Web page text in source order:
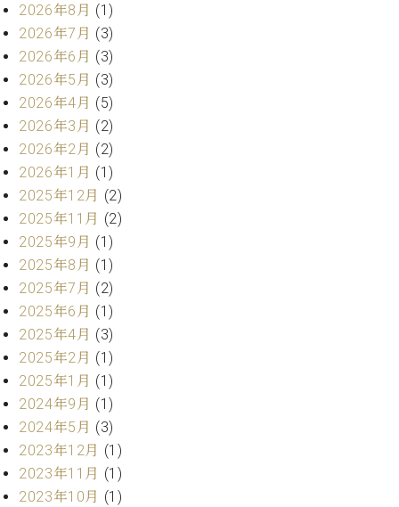
ィ
シ
ョ
ン
W.
ホ
フ
マ
ン
ヴ
ィ
ジ
ョ
ン
C.BECHSTEIN
Digital(ベ
ヒ
シ
ュ
タ
イ
ン
デ
ス
タ
ッ
フ
ご
拶
技
術
者
紹
介
情報
【ユ
ーロ
ピア
ノ特
選中
古】
イ
ベ
ン
ト
情
2026年8月 (1)
2026年7月 (3)
2026年6月 (3)
2026年5月 (3)
2026年4月 (5)
2026年3月 (2)
2026年2月 (2)
2026年1月 (1)
2025年12月 (2)
2025年11月 (2)
2025年9月 (1)
2025年8月 (1)
2025年7月 (2)
2025年6月 (1)
2025年4月 (3)
2025年2月 (1)
2025年1月 (1)
2024年9月 (1)
2024年5月 (3)
2023年12月 (1)
2023年11月 (1)
2023年10月 (1)